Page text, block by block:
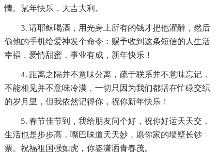
情。鼠年快乐，大吉大利。
3. 请耶稣喝酒，用光身上所有的钱才把他灌醉，然后
偷他的手机给爱神发个命令：赐予收到这条短信的人生活
幸福，爱情甜蜜，事业有成，新年快乐！
4. 距离之隔并不意味分离，疏于联系并不意味忘记，
不能相见并不意味冷漠，一切只因为我们都活在忙碌交织
的岁月里，但我依然记得你，祝你新年快乐！
5. 春节佳节到，我给朋友问个好，祝你好运天天交，
生活也是步步高，嘴巴味道天天妙，愿你家的墙壁长钞
票。祝福祖国强如虎，你姿潇洒青春茂。